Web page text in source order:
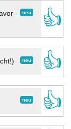
neu
-
👍
neu
👍
neu
👍